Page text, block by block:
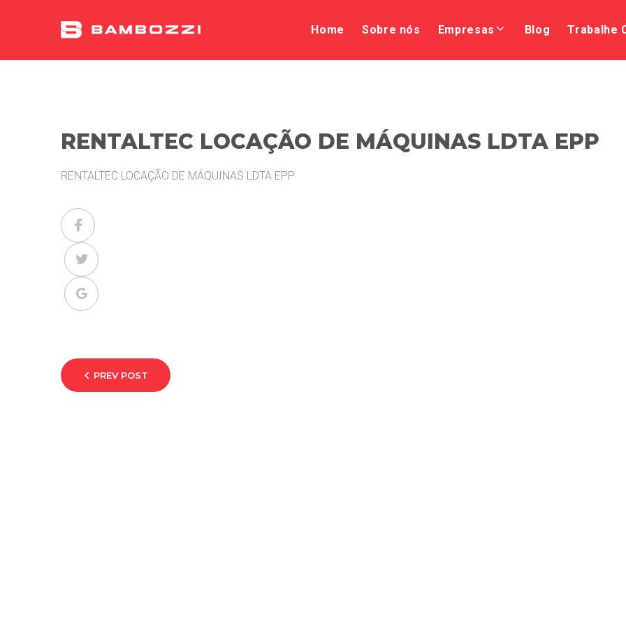
Home Sobre nós Empresas Blog Trabalhe
RENTALTEC LOCAÇÃO DE MÁQUINAS LDTA EPP
RENTALTEC LOCAÇÃO DE MÁQUINAS LDTA EPP
PREV POST